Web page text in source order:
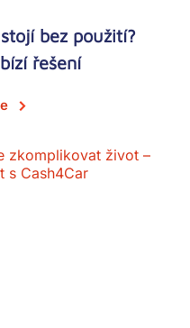
bez použití?
řešení